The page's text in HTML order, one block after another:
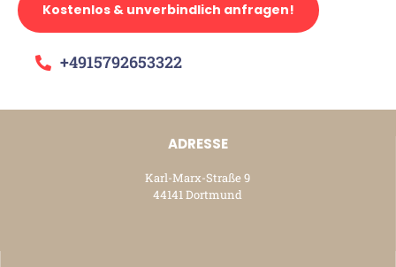
Kostenlos & unverbindlich anfragen!
+4915792653322
ADRESSE
Karl-Marx-Straße 9
44141 Dortmund